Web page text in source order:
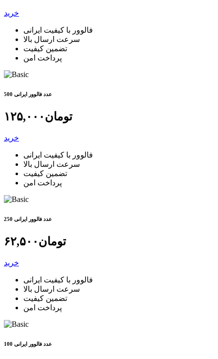
خرید
فالوور با کیفیت ایرانی
سرعت ارسال بالا
تضمین کیفیت
پرداخت امن
500 عدد فالوور ایرانی
۱۲۵,۰۰۰تومان
خرید
فالوور با کیفیت ایرانی
سرعت ارسال بالا
تضمین کیفیت
پرداخت امن
250 عدد فالوور ایرانی
۶۲,۵۰۰تومان
خرید
فالوور با کیفیت ایرانی
سرعت ارسال بالا
تضمین کیفیت
پرداخت امن
100 عدد فالوور ایرانی